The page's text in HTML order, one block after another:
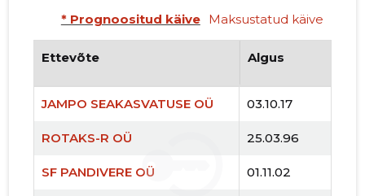
* Prognoositud käive Maksustatud käive
Ettevõte Algus
JAMPO SEAKASVATUSE OÜ 03.10.17
ROTAKS-R OÜ 25.03.96
SF PANDIVERE OÜ 01.11.02